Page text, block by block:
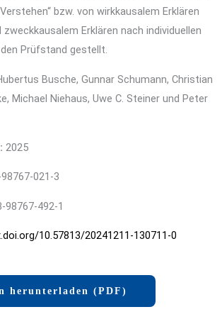
bzw. von wirkkausalem Erklären
Erklären nach individuellen
Prüfstand gestellt.
Busche, Gunnar Schumann, Christian
Michael Niehaus, Uwe C. Steiner und Peter
2025
021-3
98767-492-1
10.57813/20241211-130711-0
herunterladen (PDF)